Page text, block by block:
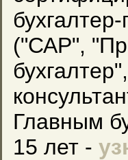
бухгалтер-
("САР",
Главным
15 лет -